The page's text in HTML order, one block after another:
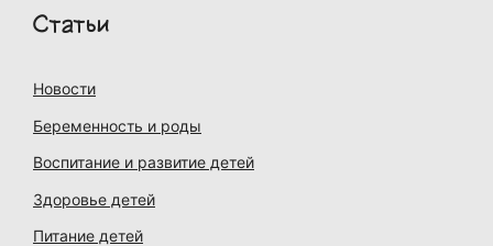
Статьи
Новости
Беременность и роды
Воспитание и развитие детей
Здоровье детей
Питание детей